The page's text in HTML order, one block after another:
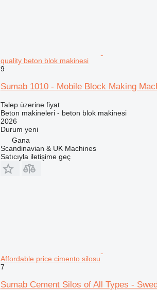
quality beton blok makinesi
9
Sumab 1010 - Mobile Block Making
Talep üzerine fiyat
Beton makineleri - beton blok makinesi
2026
Durum yeni
Gana
Scandinavian & UK Machines
Satıcıyla iletişime geç
Affordable price cimento silosu
7
Sumab Cement Silos of All Types -